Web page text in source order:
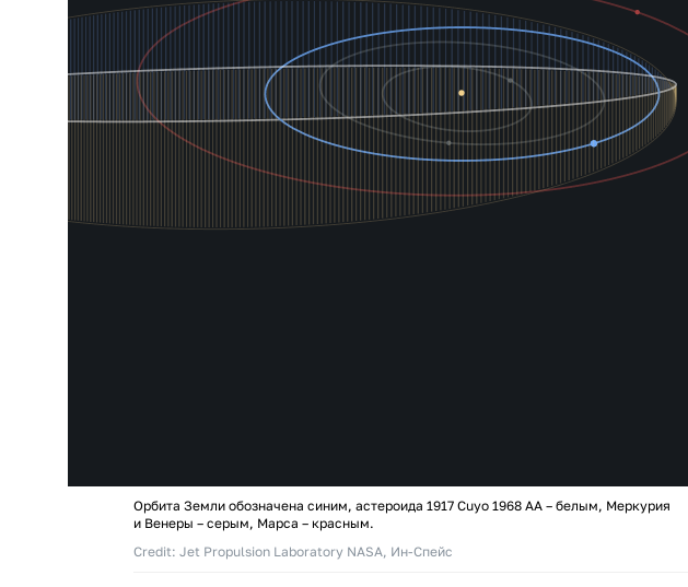
Орбита Земли обозначена синим, астероида 1917 Cuyo 1968 AA – белым, Меркурия
и Венеры – серым, Марса – красным.
Credit: Jet Propulsion Laboratory NASA, Ин-Спейс